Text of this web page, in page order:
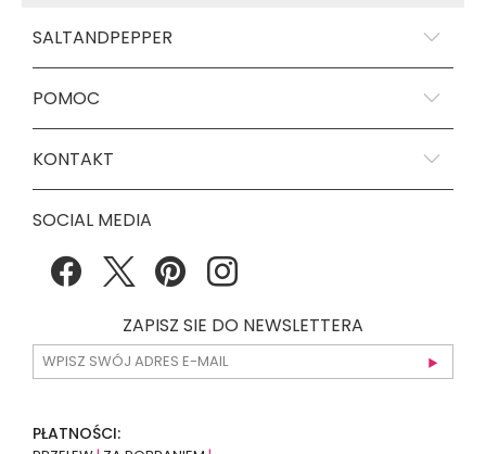
SALTANDPEPPER
POMOC
KONTAKT
SOCIAL MEDIA
ZAPISZ SIE DO NEWSLETTERA
PŁATNOŚCI: